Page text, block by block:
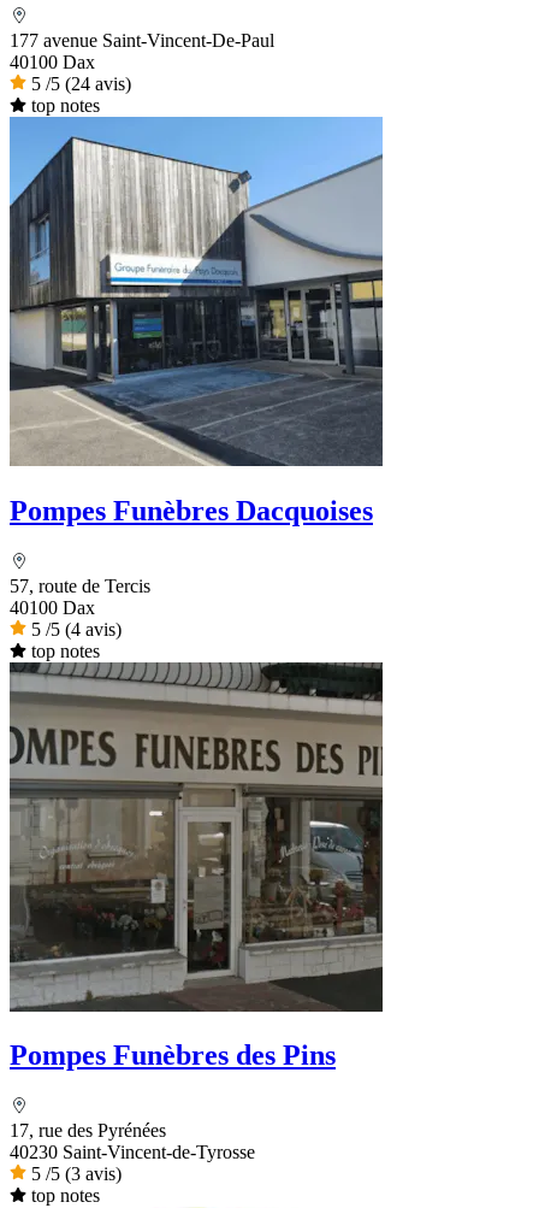
177 avenue Saint-Vincent-De-Paul
40100 Dax
5 /5 (24 avis)
top notes
Pompes Funèbres Dacquoises
57, route de Tercis
40100 Dax
5 /5 (4 avis)
top notes
Pompes Funèbres des Pins
17, rue des Pyrénées
40230 Saint-Vincent-de-Tyrosse
5 /5 (3 avis)
top notes